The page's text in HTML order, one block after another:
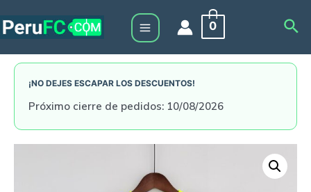
to
Main
Menu
0
¡NO DEJES ESCAPAR LOS DESCUENTOS!
Próximo cierre de pedidos: 10/08/2026